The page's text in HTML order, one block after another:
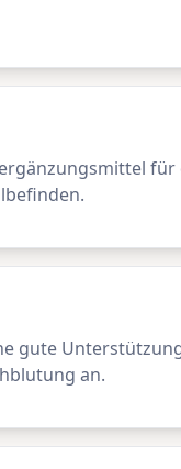
für
gute
an.